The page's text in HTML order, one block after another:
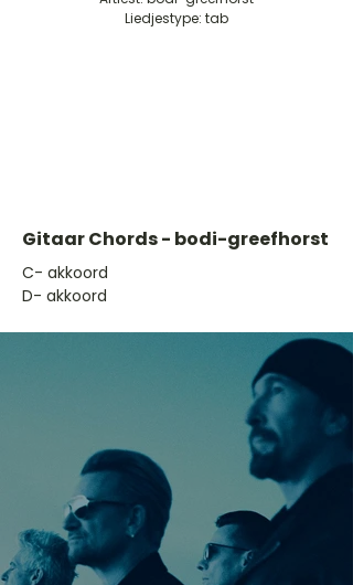
Liedjestype: tab
Gitaar Chords - bodi-greefhorst
​C- akkoord
D- akkoord